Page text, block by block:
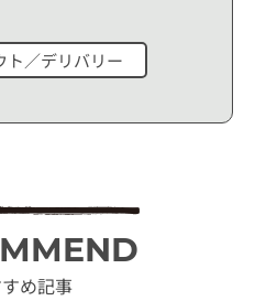
ト／デリバリー
め記事